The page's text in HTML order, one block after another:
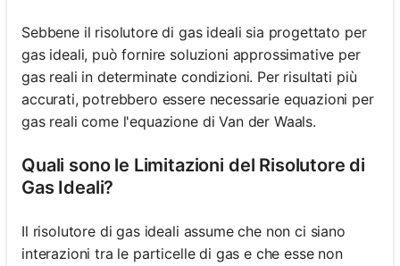
Sebbene il risolutore di gas ideali sia progettato per
gas ideali, può fornire soluzioni approssimative per
gas reali in determinate condizioni. Per risultati più
accurati, potrebbero essere necessarie equazioni per
gas reali come l'equazione di Van der Waals.
Quali sono le Limitazioni del Risolutore di
Gas Ideali?
Il risolutore di gas ideali assume che non ci siano
interazioni tra le particelle di gas e che esse non